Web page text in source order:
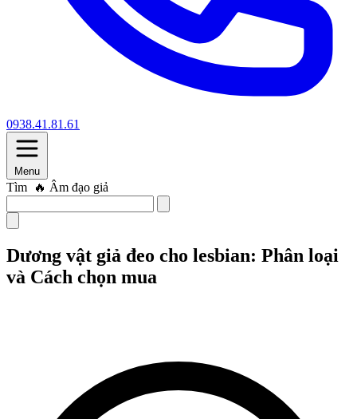
0938.41.81.61
Menu
Tìm 🔥 Trứng rung
Dương vật giả đeo cho lesbian: Phân loại
và Cách chọn mua